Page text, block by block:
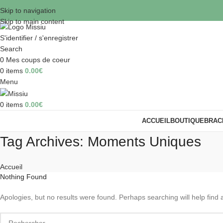
Skip to navigation
Skip to main content
S'identifier / s'enregistrer
Search
0 Mes coups de coeur
0 items 0.00€
Menu
0 items 0.00€
ACCUEILBOUTIQUE
Tag Archives: Moments Uniques
Accueil
Nothing Found
Apologies, but no results were found. Perhaps searching will help find